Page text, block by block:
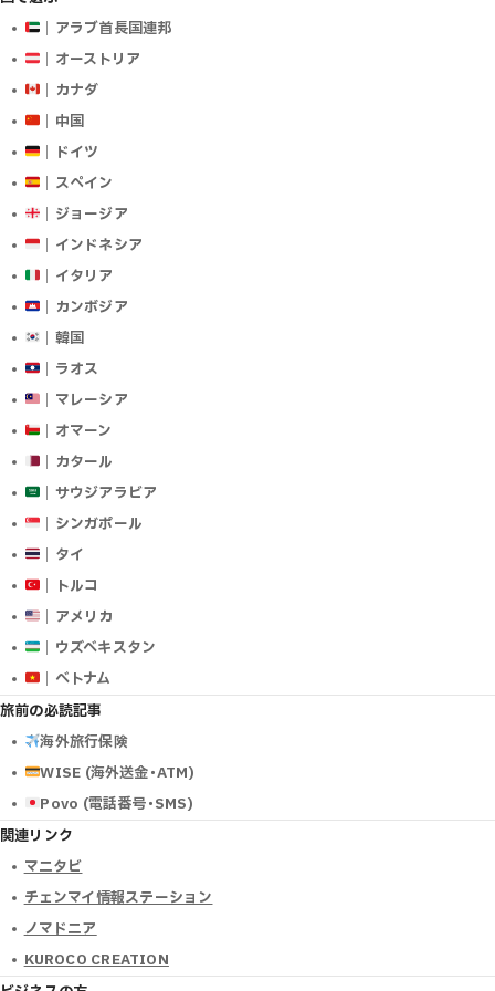
｜アラブ首長国連邦
｜オーストリア
｜カナダ
｜中国
｜ドイツ
｜スペイン
｜ジョージア
｜インドネシア
｜イタリア
｜カンボジア
｜韓国
｜ラオス
｜マレーシア
｜オマーン
｜カタール
｜サウジアラビア
｜シンガポール
｜タイ
｜トルコ
｜アメリカ
｜ウズベキスタン
｜ベトナム
旅前の必読記事
海外旅行保険
WISE (海外送金･ATM)
Povo (電話番号･SMS)
関連リンク
マニタビ
チェンマイ情報ステーション
ノマドニア
KUROCO CREATION